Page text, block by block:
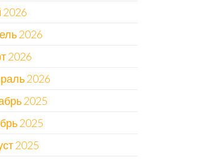
2026
2026
2026
2025
2025
2025